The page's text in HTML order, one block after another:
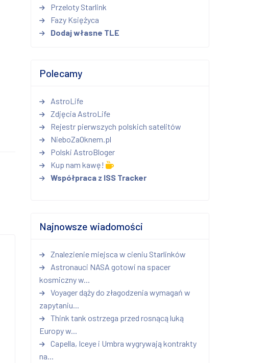
Przeloty Starlink
Fazy Księżyca
Dodaj własne TLE
Polecamy
AstroLife
Zdjęcia AstroLife
Rejestr pierwszych polskich satelitów
NieboZaOknem.pl
Polski AstroBloger
Kup nam kawę!
Współpraca z ISS Tracker
Najnowsze wiadomości
Znalezienie miejsca w cieniu Starlinków
Astronauci NASA gotowi na spacer
kosmiczny w...
Voyager dąży do złagodzenia wymagań w
zapytaniu...
Think tank ostrzega przed rosnącą luką
Europy w...
Capella, Iceye i Umbra wygrywają kontrakty
na...